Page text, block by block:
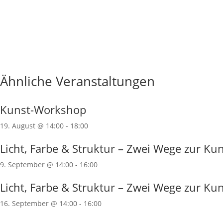
Ähnliche Veranstaltungen
Kunst-Workshop
19. August @ 14:00 - 18:00
Licht, Farbe & Struktur – Zwei Wege zur
9. September @ 14:00 - 16:00
Licht, Farbe & Struktur – Zwei Wege zur
16. September @ 14:00 - 16:00